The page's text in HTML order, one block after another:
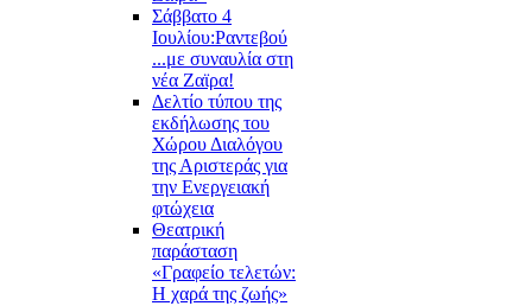
Σάββατο 4
Ιουλίου:Ραντεβού
...με συναυλία στη
νέα Ζαϊρα!
Δελτίο τύπου της
εκδήλωσης του
Χώρου Διαλόγου
της Αριστεράς για
την Ενεργειακή
φτώχεια
Θεατρική
παράσταση
«Γραφείο τελετών:
Η χαρά της ζωής»